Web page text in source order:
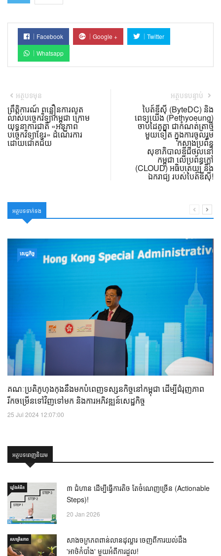
Facebook Google +
Twitter
Whatsapp
អត្ថបទមុន
ព្រឹត្តិការណ៍ ពន្លឿនការលូត
លាស់បច្ចេកវិទ្យាកម្ពុជា ក្រោម
យុទ្ធនាការជាតិ «អនុភាព
បច្ចេកវិទ្យាខ្មែរ» ដំណើរការ
ដោយជោគជ័យ
អត្ថបទបន្ទាប់
បៃត៍ឌីស៊ី (ByteDC) និង
ពេទ្យយើង (Pethyoeung)
ចាប់ដៃគូគ្នា ជាកំណត់ត្រាថ្មី
មួយទៀត ក្នុងការចូលរួម
កសាងប្រព័ន្ធ
សុខាភិបាលឌីជីថល​នៅ
កម្ពុជា លើប្រព័ន្ធក្លៅ
(CLOUD) អធិបតេយ្យ និង
ឯករាជ្យ របស់បៃត៍ឌីស៊ី!
អត្ថបទទាក់ទង
សេដ្ឋកិច្ច
គណៈប្រតិភូហុងកុងនឹងមកបំពេញទស្សនកិច្ចនៅកម្ពុជា ដើម្បីជំរុញភាព
រីកចម្រើនទៅវិញទៅមក និងការអភិវឌ្ឍន៍សេដ្ឋកិច្ច
25 Jul 2024 12:07:00
អត្ថបទពេញនិយម
ឃ្លាំង​គំនិត
៣ ជំហាន ដើម្បីធ្វើការតិច តែចំណេញច្រើន (Actionable
Steps)!
20 Jan 2026
សហគ្រិនភាព
សាងចក្រភពពាន់លានដុល្លារ ចេញពីការយល់ដឹង
'អាថ៌កំបាំង' មួយអំពីការដួល!